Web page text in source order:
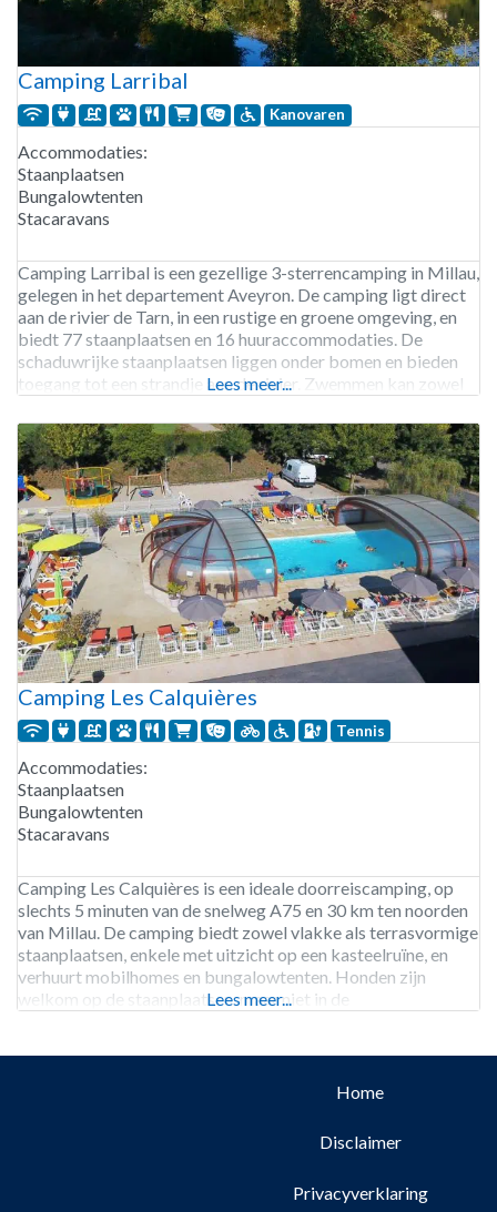
Camping Larribal
Kanovaren
Accommodaties:
Staanplaatsen
Bungalowtenten
Stacaravans
Camping Larribal is een gezellige 3-sterrencamping in Millau,
gelegen in het departement Aveyron. De camping ligt direct
aan de rivier de Tarn, in een rustige en groene omgeving, en
biedt 77 staanplaatsen en 16 huuraccommodaties. De
schaduwrijke staanplaatsen liggen onder bomen en bieden
toegang tot een strandje aan de rivier. Zwemmen kan zowel
Lees meer...
Camping Les Calquières
Tennis
Accommodaties:
Staanplaatsen
Bungalowtenten
Stacaravans
Camping Les Calquières is een ideale doorreiscamping, op
slechts 5 minuten van de snelweg A75 en 30 km ten noorden
van Millau. De camping biedt zowel vlakke als terrasvormige
staanplaatsen, enkele met uitzicht op een kasteelruïne, en
verhuurt mobilhomes en bungalowtenten. Honden zijn
welkom op de staanplaatsen, maar niet in de
Lees meer...
Home
Disclaimer
Privacyverklaring